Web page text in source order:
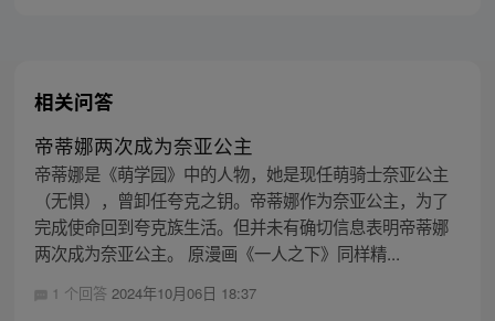
相关问答
帝蒂娜两次成为奈亚公主
帝蒂娜是《萌学园》中的人物，她是现任萌骑士奈亚公主
（无惧），曾卸任夸克之钥。帝蒂娜作为奈亚公主，为了
完成使命回到夸克族生活。但并未有确切信息表明帝蒂娜
两次成为奈亚公主。 原漫画《一人之下》同样精...
1 个回答 2024年10月06日 18:37